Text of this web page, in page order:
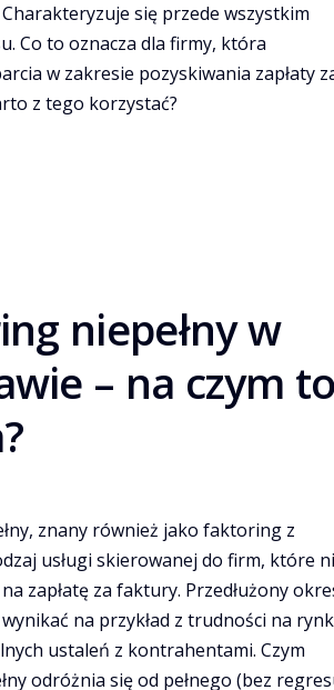
się przede wszystkim
Co to oznacza dla firmy, która
w zakresie pozyskiwania zapłaty
z tego korzystać?
niepełny w
– na czym
znany również jako faktoring z
usługi skierowanej do firm, które
zapłatę za faktury. Przedłużony
na przykład z trudności na
ustaleń z kontrahentami. Czym
odróżnia się od pełnego (bez